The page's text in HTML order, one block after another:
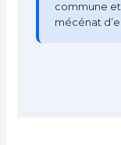
commune
mécénat